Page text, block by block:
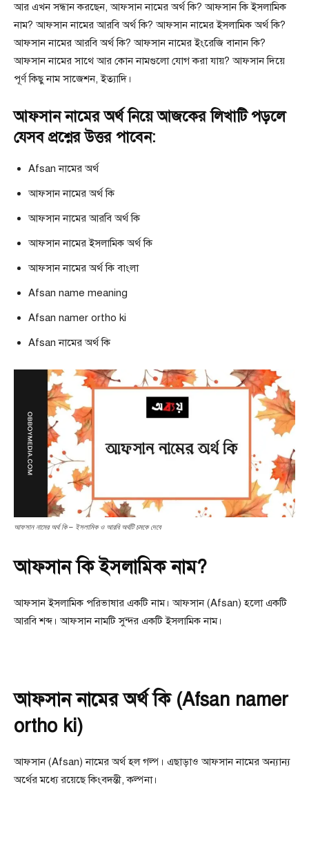
আর এখন সন্ধান করছেন, আফসান নামের অর্থ কি? আফসান কি ইসলামিক
নাম? আফসান নামের আরবি অর্থ কি? আফসান নামের ইসলামিক অর্থ কি?
আফসান নামের আরবি অর্থ কি? আফসান নামের ইংরেজি বানান কি?
আফসান নামের সাথে আর কোন নামগুলো যোগ করা যায়? আফসান দিয়ে
পূর্ণ কিছু নাম সাজেশন, ইত্যাদি।
আফসান নামের অর্থ নিয়ে আজকের লিখাটি পড়লে
যেসব প্রশ্নের উত্তর পাবেন:
Afsan নামের অর্থ
আফসান নামের অর্থ কি
আফসান নামের আরবি অর্থ কি
আফসান নামের ইসলামিক অর্থ কি
আফসান নামের অর্থ কি বাংলা
Afsan name meaning
Afsan namer ortho ki
Afsan নামের অর্থ কি
আফসান নামের অর্থ কি – ইসলামিক ও আরবি অর্থটি চমকে দেবে
আফসান কি ইসলামিক নাম?
আফসান ইসলামিক পরিভাষার একটি নাম। আফসান (Afsan) হলো একটি
আরবি শব্দ। আফসান নামটি সুন্দর একটি ইসলামিক নাম।
আফসান নামের অর্থ কি (Afsan namer
ortho ki)
আফসান (Afsan) নামের অর্থ হল গল্প। এছাড়াও আফসান নামের অন্যান্য
অর্থের মধ্যে রয়েছে কিংবদন্তী, কল্পনা।